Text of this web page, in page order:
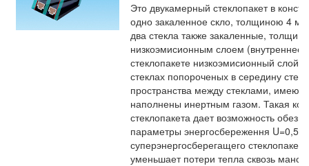
Это двукамерный стеклопакет в
одно закаленное скло, толщиною 4
два стекла также закаленные,
низкоэмисионным слоем (внутреннее
стеклопакете низкоэмисионный слой
стеклах попороченых в середину
пространства между стеклами,
наполнены инертным газом. Такая
стеклопакета дает возможность
параметры энергосбереження
суперэнергосберегащего
уменьшает потери тепла сквозь